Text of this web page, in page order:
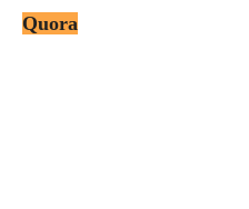
Quora